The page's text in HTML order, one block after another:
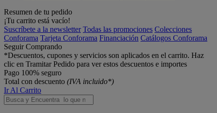
Resumen de tu pedido
¡Tu carrito está vacío!
Suscríbete a la newsletter Todas las promociones Colecciones
Conforama Tarjeta Conforama Financiación Catálogos Conforama
Seguir Comprando
*Descuentos, cupones y servicios son aplicados en el carrito. Haz
clic en Tramitar Pedido para ver estos descuentos e importes
Pago 100% seguro
Total con descuento (IVA incluido*)
Ir Al Carrito